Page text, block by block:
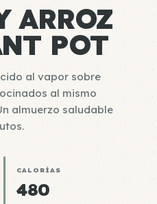
ARROZ
POT
al vapor sobre
al mismo
almuerzo saludable
CALORÍAS
480